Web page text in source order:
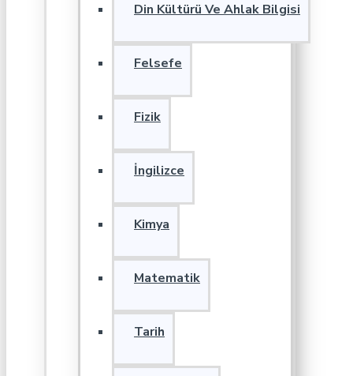
Din Kültürü Ve Ahlak Bilgisi
Felsefe
Fizik
İngilizce
Kimya
Matematik
Tarih